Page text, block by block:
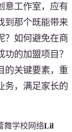
意工作室，应有
到那个既能带来
？如何避免在商
的加盟项目？
的关键要素，重
务，满足家长的
舞学校网络Lil